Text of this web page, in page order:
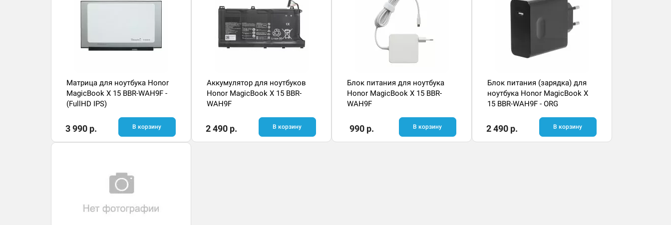
Матрица для ноутбука Honor
MagicBook X 15 BBR-WAH9F -
(FullHD IPS)
3 990 р. В корзину
Аккумулятор для ноутбуков
Honor MagicBook X 15 BBR-
WAH9F
2 490 р. В корзину
Блок питания для ноутбука
Honor MagicBook X 15 BBR-
WAH9F
990 р. В корзину
Блок питания (зарядка) для
ноутбука Honor MagicBook X
15 BBR-WAH9F - ORG
2 490 р. В корзину